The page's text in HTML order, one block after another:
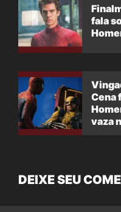
fala
Cena
vaza
DEIXE SEU